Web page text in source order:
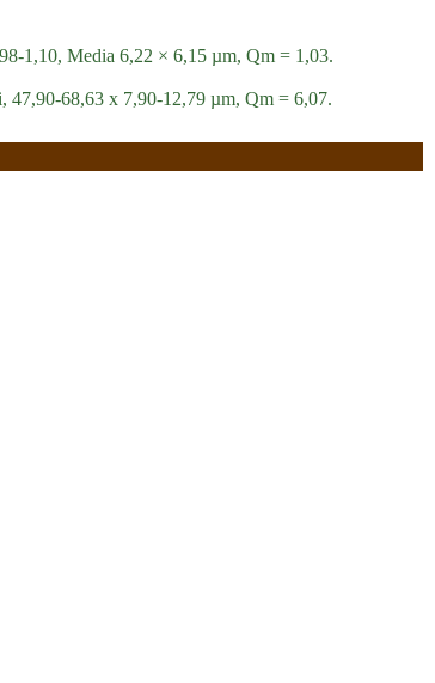
1,10, Media 6,22 × 6,15 µm, Qm = 1,03.
47,90-68,63 x 7,90-12,79 µm, Qm = 6,07.